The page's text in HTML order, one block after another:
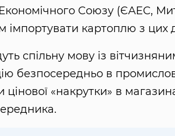
Економічного Союзу (ЄАЕС,
імпортувати картоплю з цих
спільну мову із
безпосередньо в
«накрутки» в